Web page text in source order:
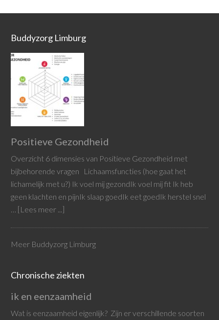
Buddyzorg Limburg
Positieve Gezondheid
Overzicht 6 dimensies van Positieve Gezondheid met
bijbehorende vragen Lichaamsfuncties (hoe gaat het
lichamelijk met u?) Ik voel mij gezondIk voel mij fit Ik heb
geen klachten en pijnIk slaap goedIk eet goedIk herstel snel
… [Lees meer ...]
Meer Buddyzorg Limburg
Chronische ziekten
ik en eenzaamheid
Wat is eenzaamheid eigenlijk? Zijn er verschillende soorten